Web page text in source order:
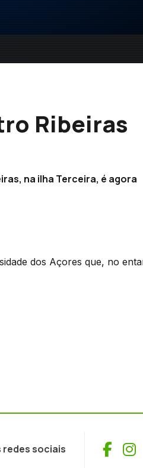
Ribeiras
na ilha Terceira, é agora
dos Açores que, no
redes sociais